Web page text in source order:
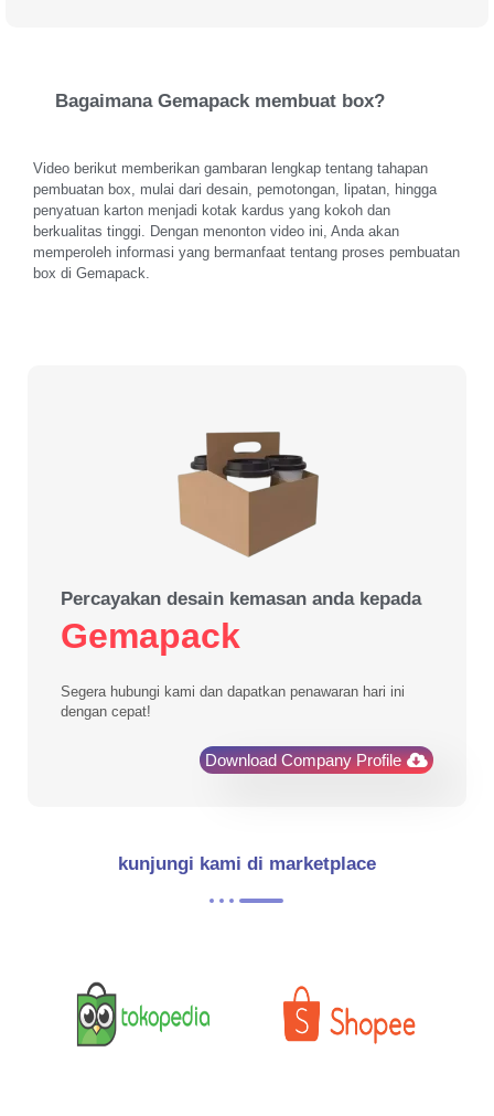
Bagaimana Gemapack membuat box?
Video berikut memberikan gambaran lengkap tentang tahapan
pembuatan box, mulai dari desain, pemotongan, lipatan, hingga
penyatuan karton menjadi kotak kardus yang kokoh dan
berkualitas tinggi. Dengan menonton video ini, Anda akan
memperoleh informasi yang bermanfaat tentang proses pembuatan
box di Gemapack.
Percayakan desain kemasan anda kepada
Gemapack
Segera hubungi kami dan dapatkan penawaran hari ini
dengan cepat!
Download Company Profile
kunjungi kami di marketplace